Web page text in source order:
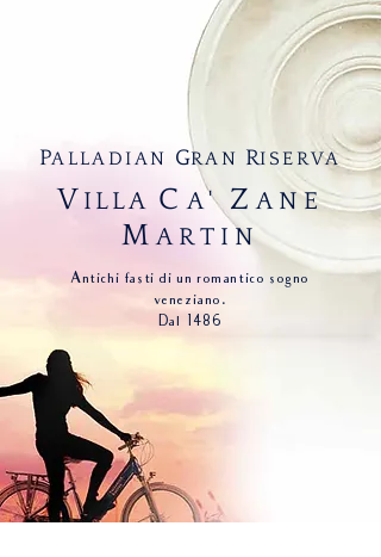
PALLADIAN GRAN RISERVA
V ILLA CA' ZANE
MARTIN
Antichi fasti di un romantico sogno
veneziano.
Dal 1486